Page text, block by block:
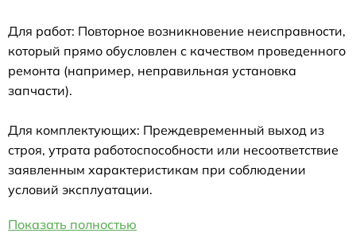
Для работ: Повторное возникновение неисправности,
который прямо обусловлен с качеством проведенного
ремонта (например, неправильная установка
запчасти).
Для комплектующих: Преждевременный выход из
строя, утрата работоспособности или несоответствие
заявленным характеристикам при соблюдении
условий эксплуатации.
Показать полностью